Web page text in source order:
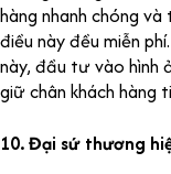
hàng nhanh chóng
điều này đều miễn
này, đầu tư vào hình
giữ chân khách hàng
10. Đại sứ thương